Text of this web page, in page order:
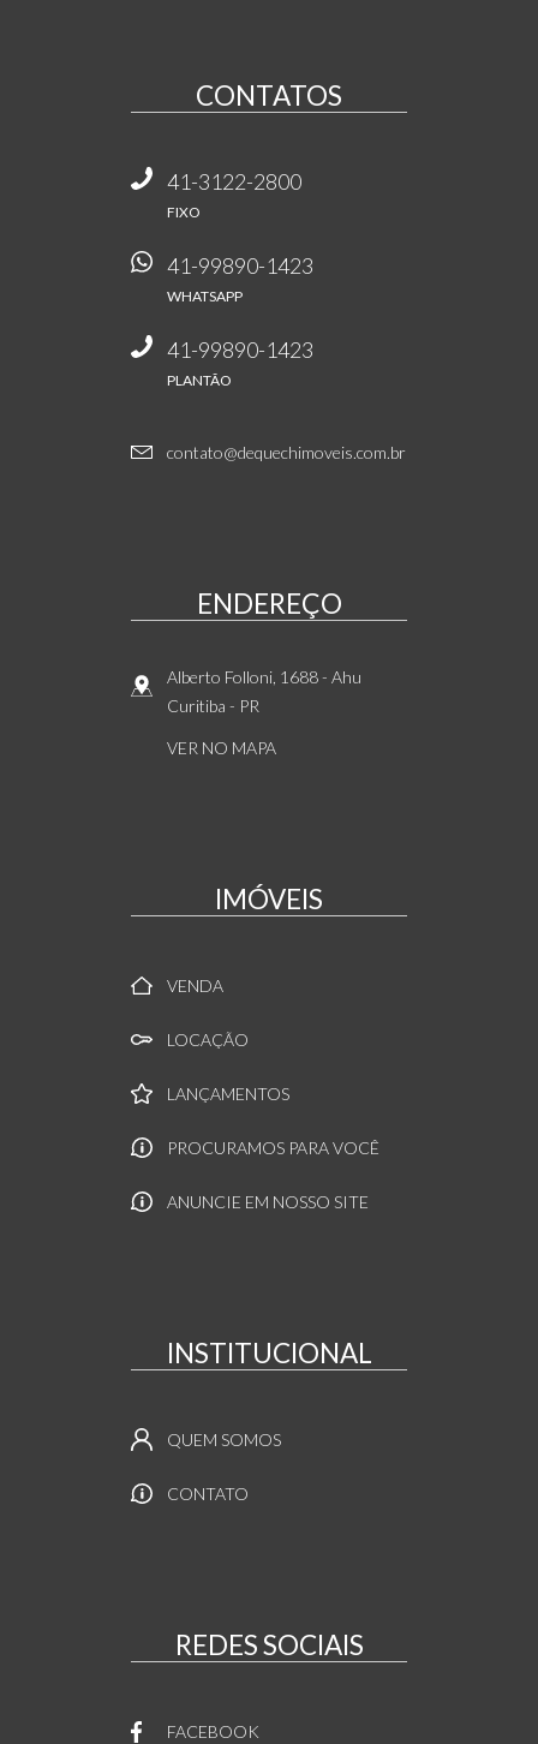
CONTATOS
41-3122-2800
FIXO
41-99890-1423
WHATSAPP
41-99890-1423
PLANTÃO
contato@dequechimoveis.com.br
ENDEREÇO
Alberto Folloni, 1688- Ahu
Curitiba - PR
VER NO MAPA
IMÓVEIS
VENDA
LOCAÇÃO
LANÇAMENTOS
PROCURAMOS PARA VOCÊ
ANUNCIE EM NOSSO SITE
INSTITUCIONAL
QUEM SOMOS
CONTATO
REDES SOCIAIS
FACEBOOK